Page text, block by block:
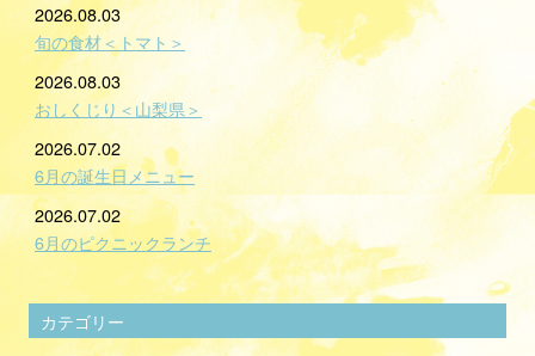
2026.08.03
旬の食材＜トマト＞
2026.08.03
おしくじり＜山梨県＞
2026.07.02
6月の誕生日メニュー
2026.07.02
6月のピクニックランチ
カテゴリー